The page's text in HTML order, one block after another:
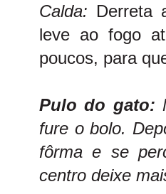
Calda: Derreta
leve ao fogo
poucos, para
Pulo do gato:
fure o bolo.
fôrma e se
centro deixe